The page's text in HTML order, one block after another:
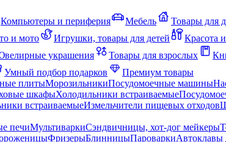
Компьютеры и периферия Мебель Товары для
и мото Игрушки, товары для детей Красота
украшения Товары для взрослых
Умный подбор подарков
Премиум товары
плитыМорозильникиПосудомоечные машины
шкафыХолодильники встраиваемые
встраиваемыеИзмельчители пищевых отходов
печиМультиваркиСэндвичницы, хот-дог мейкеры
ФризерыБлинницыПароваркиАвтоклавы